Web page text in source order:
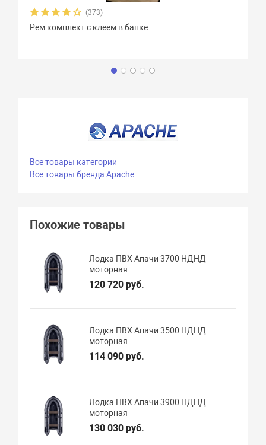
(373)
Рем комплект с клеем в банке
Все товары категории
Все товары бренда Apache
Похожие товары
Лодка ПВХ Апачи 3700 НДНД
моторная
120 720 руб.
Лодка ПВХ Апачи 3500 НДНД
моторная
114 090 руб.
Лодка ПВХ Апачи 3900 НДНД
моторная
130 030 руб.